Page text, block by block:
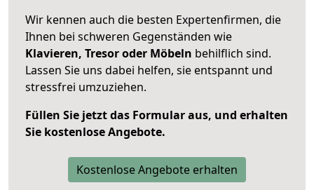
Wir kennen auch die besten Expertenfirmen, die
Ihnen bei schweren Gegenständen wie
Klavieren, Tresor oder Möbeln behilflich sind.
Lassen Sie uns dabei helfen, sie entspannt und
stressfrei umzuziehen.
Füllen Sie jetzt das Formular aus, und erhalten
Sie kostenlose Angebote.
Kostenlose Angebote erhalten